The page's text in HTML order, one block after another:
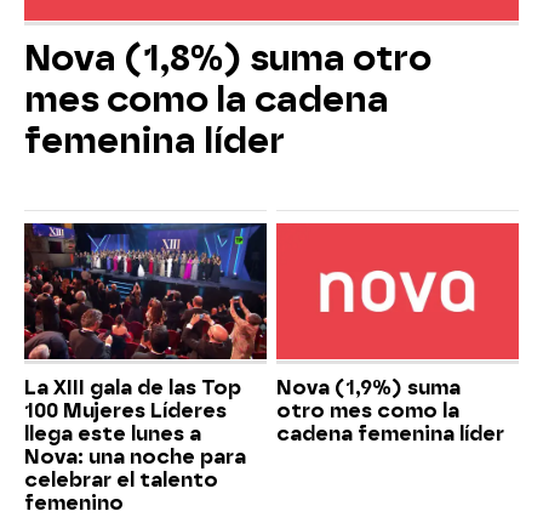
Nova (1,8%) suma otro
mes como la cadena
femenina líder
La XIII gala de las Top
100 Mujeres Líderes
llega este lunes a
Nova: una noche para
celebrar el talento
femenino
Nova (1,9%) suma
otro mes como la
cadena femenina líder